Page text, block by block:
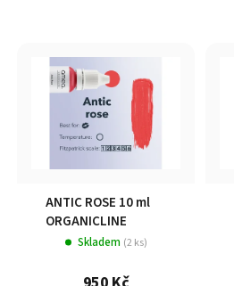
ANTIC ROSE 10 ml
ORGANICLINE
Skladem (2 ks)